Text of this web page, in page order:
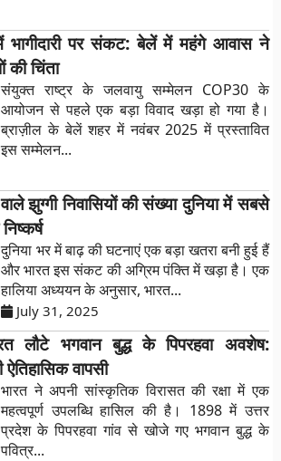
पर संकट: बेलें में महंगे आवास ने
की चिंता
संयुक्त राष्ट्र के जलवायु सम्मेलन COP30 के
आयोजन से पहले एक बड़ा विवाद खड़ा हो गया है।
ब्राज़ील के बेलें शहर में नवंबर 2025 में प्रस्तावित
इस सम्मेलन...
झुग्गी निवासियों की संख्या दुनिया में सबसे
दुनिया भर में बाढ़ की घटनाएं एक बड़ा खतरा बनी हुई हैं
और भारत इस संकट की अग्रिम पंक्ति में खड़ा है। एक
हालिया अध्ययन के अनुसार, भारत...
July 31, 2025
लौटे भगवान बुद्ध के पिपरहवा अवशेष:
वापसी
भारत ने अपनी सांस्कृतिक विरासत की रक्षा में एक
महत्वपूर्ण उपलब्धि हासिल की है। 1898 में उत्तर
प्रदेश के पिपरहवा गांव से खोजे गए भगवान बुद्ध के
पवित्र...